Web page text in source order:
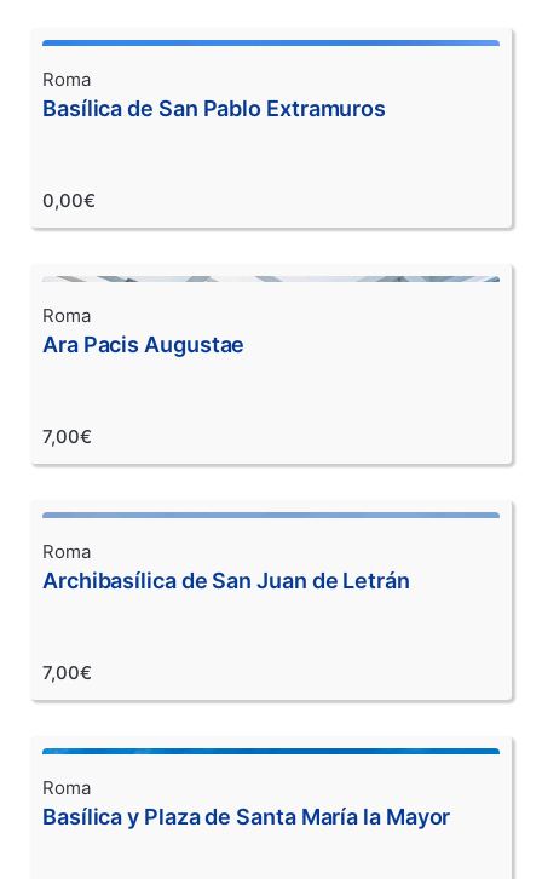
Roma
Basílica de San Pablo Extramuros
0,00€
Roma
Ara Pacis Augustae
7,00€
Roma
Archibasílica de San Juan de Letrán
7,00€
Roma
Basílica y Plaza de Santa María la Mayor